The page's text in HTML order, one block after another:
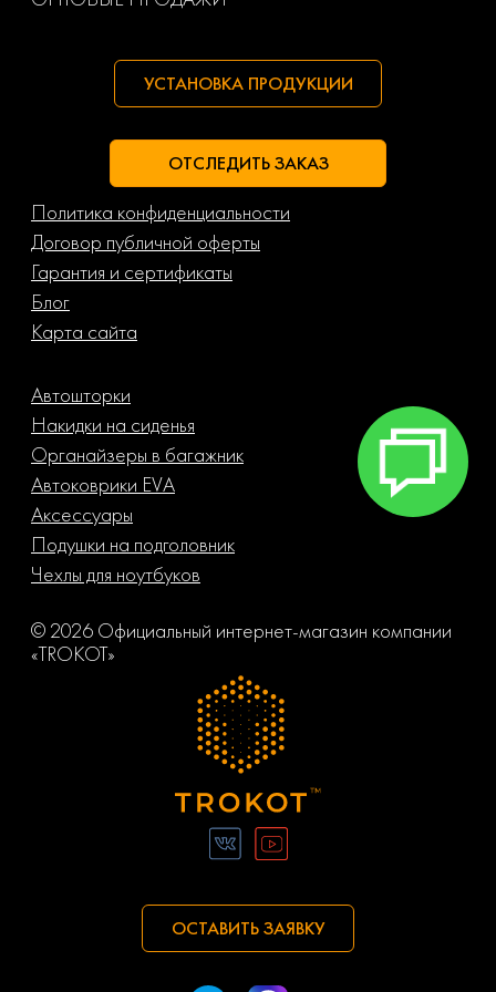
УСТАНОВКА ПРОДУКЦИИ
ОТСЛЕДИТЬ ЗАКАЗ
Политика конфиденциальности
Договор публичной оферты
Гарантия и сертификаты
Блог
Карта сайта
Автошторки
Накидки на сиденья
Органайзеры в багажник
Автоковрики EVA
Аксессуары
Подушки на подголовник
Чехлы для ноутбуков
© 2026 Официальный интернет-магазин компании
«TROKOT»
ОСТАВИТЬ ЗАЯВКУ